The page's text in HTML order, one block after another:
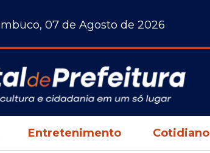
07 de Agosto de 2026
Entretenimento Cotidiano